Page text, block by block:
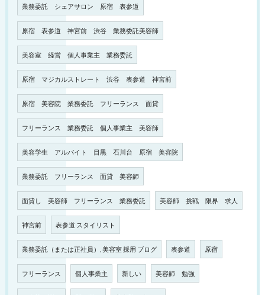
業務委託 シェアサロン 原宿 表参道
原宿 表参道 神宮前 渋谷 業務委託美容師
美容室 経営 個人事業主 業務委託
原宿 マジカルストレート 渋谷 表参道 神宮前
原宿 美容院 業務委託 フリーランス 面貸
フリーランス 業務委託 個人事業主 美容師
美容学生 アルバイト 目黒 石川台 原宿 美容院
業務委託 フリーランス 面貸 美容師
面貸し 美容師 フリーランス 業務委託 美容師 挑戦 限界 求人
神宮前 表参道 スタイリスト
業務委託（または正社員）, 美容室 採用 ブログ 表参道 原宿
フリーランス 個人事業主 新しい 美容師 勉強